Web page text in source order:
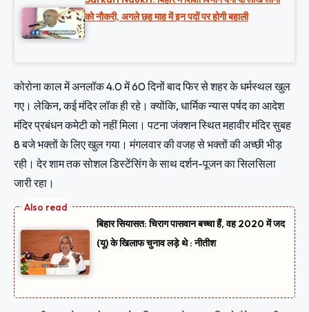
को नौकरी, अगले छह माह में इन पदों पर होगी बहाली
कोरोना काल में अनलॉक 4.0 में 60 दिनों बाद फिर से शहर के धर्मस्थल खुल
गए। लेकिन, कई मंदिर लॉक ही रहे। क्योंकि, धार्मिक न्यास पर्षद का आदेश
मंदिर प्रबंधन कमेटी को नहीं मिला। पटना जंक्शन स्थित महावीर मंदिर सुबह
8 बजे भक्तों के लिए खुल गया। मंगलवार की वजह से भक्तों की अच्छी भीड़
रही। देर शाम तक सोशल डिस्टेंसिंग के साथ दर्शन-पूजन का सिलसिला
जारी रहा।
बिहार सियासत: चिराग पासवान बच्चा हैं, वह 2020 में जद
(यू) के खिलाफ चुनाव लड़े थे : नीतीश